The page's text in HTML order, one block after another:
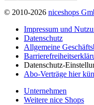
© 2010-2026 niceshops
Impressum und
Datenschutz
Allgemeine
Datenschutz-
Abo-Verträge hier
Unternehmen
Weitere nice Shops